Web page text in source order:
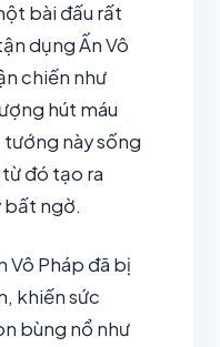
bài đấu rất
dụng Ấn Vô
chiến như
hút máu
này sống
đó tạo ra
bất ngờ.
Vô Pháp đã bị
khiến sức
bùng nổ như